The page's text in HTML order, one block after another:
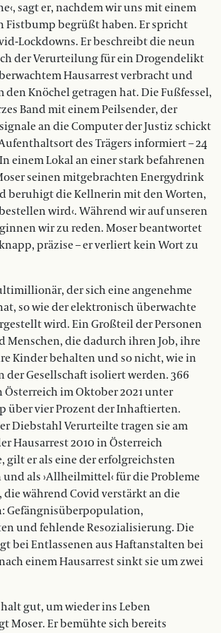
sagt er, nachdem wir uns mit einem
Fistbump begrüßt haben. Er spricht
Lockdowns. Er beschreibt die neun
der Verurteilung für ein Drogendelikt
Hausarrest verbracht und
den Knöchel getragen hat. Die Fußfessel,
Band mit einem Peilsender, der
an die Computer der Justiz schickt
des Trägers informiert – 24
einem Lokal an einer stark befahrenen
seinen mitgebrachten Energydrink
beruhigt die Kellnerin mit den Worten,
bestellen wird‹. Während wir auf unseren
wir zu reden. Moser beantwortet
präzise – er verliert kein Wort zu
der sich eine angenehme
so wie der elektronisch überwachte
wird. Ein Großteil der Personen
Menschen, die dadurch ihren Job, ihre
Kinder behalten und so nicht, wie in
der Gesellschaft isoliert werden. 366
Österreich im Oktober 2021 unter
über vier Prozent der Inhaftierten.
Diebstahl Verurteilte tragen sie am
Hausarrest 2010 in Österreich
gilt er als eine der erfolgreichsten
als ›Allheilmittel‹ für die Probleme
die während Covid verstärkt an die
Gefängnisüberpopulation,
und fehlende Resozialisierung. Die
bei Entlassenen aus Haftanstalten bei
einem Hausarrest sinkt sie um zwei
halt gut, um wieder ins Leben
Moser. Er bemühte sich bereits